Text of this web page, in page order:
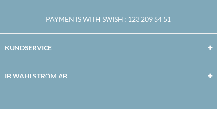
PAYMENTS WITH SWISH : 123 209 64 51
KUNDSERVICE
IB WAHLSTRÖM AB
Facebook
TwitterYoutubeInstagram